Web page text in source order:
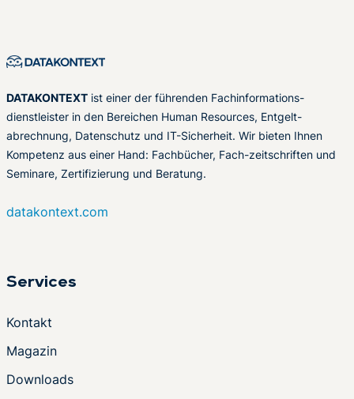
DATAKONTEXT ist einer der führenden Fachinformations-
dienstleister in den Bereichen Human Resources, Entgelt-
abrechnung, Datenschutz und IT-Sicherheit. Wir bieten Ihnen
Kompetenz aus einer Hand: Fachbücher, Fach-zeitschriften und
Seminare, Zertifizierung und Beratung.
datakontext.com
Services
Kontakt
Magazin
Downloads